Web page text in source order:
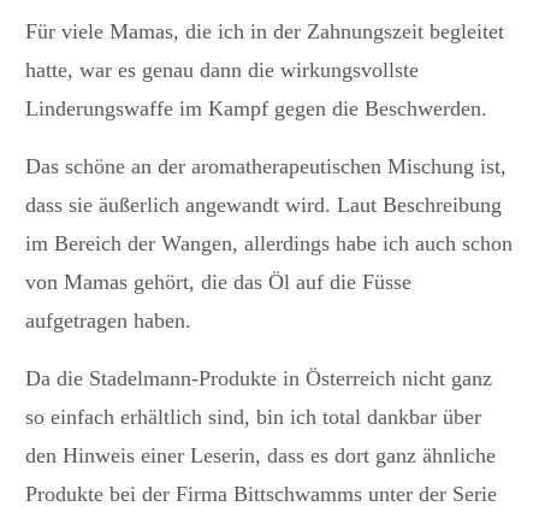
Für viele Mamas, die ich in der Zahnungszeit begleitet
hatte, war es genau dann die wirkungsvollste
Linderungswaffe im Kampf gegen die Beschwerden.
Das schöne an der aromatherapeutischen Mischung ist,
dass sie äußerlich angewandt wird. Laut Beschreibung
im Bereich der Wangen, allerdings habe ich auch schon
von Mamas gehört, die das Öl auf die Füsse
aufgetragen haben.
Da die Stadelmann-Produkte in Österreich nicht ganz
so einfach erhältlich sind, bin ich total dankbar über
den Hinweis einer Leserin, dass es dort ganz ähnliche
Produkte bei der Firma Bittschwamms unter der Serie